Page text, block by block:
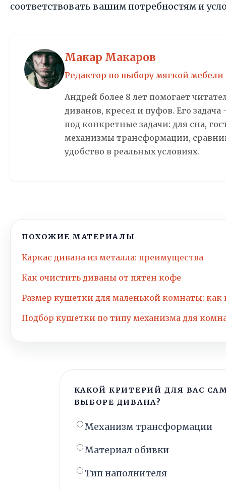
соответствовать вашим потребностям и
Макар Макаров
Редактор по выбору мягкой мебели
Андрей более 8 лет помогает
диванов, кресел и пуфов. Его
под конкретные задачи: для сна,
механизмы трансформации,
удобство в реальных условиях.
ПОХОЖИЕ МАТЕРИАЛЫ
Каркас дивана из металла: преимущества
Как очистить диваны от пятен кофе
Размер кушетки для маленькой комнаты:
Подбор кушетки по типу механизма для
КАКОЙ КРИТЕРИЙ ДЛЯ ВАС
ВЫБОРЕ ДИВАНА?
Механизм трансформации
Материал обивки
Тип наполнителя